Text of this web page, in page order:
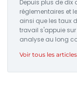
Depuis plus de dix
réglementaires et
ainsi que les taux
travail s'appuie
analyse au long
Voir tous les